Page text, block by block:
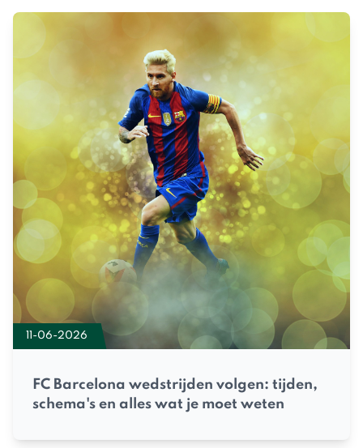
11-06-2026
FC Barcelona wedstrijden volgen: tijden,
schema's en alles wat je moet weten